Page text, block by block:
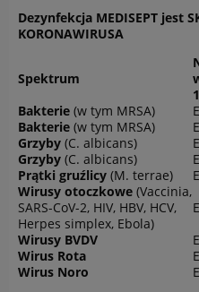
Dezynfekcja MEDISEPT jest
KORONAWIRUSA
Spektrum
Bakterie (w tym MRSA)
Bakterie (w tym MRSA)
Grzyby (C. albicans)
Grzyby (C. albicans)
Prątki gruźlicy (M. terrae)
Wirusy otoczkowe (Vaccinia,
SARS-CoV-2, HIV, HBV, HCV,
Herpes simplex, Ebola)
Wirusy BVDV
Wirus Rota
Wirus Noro